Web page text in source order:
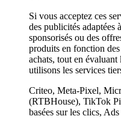
Si vous acceptez ces
des publicités adaptées
sponsorisés ou des
produits en fonction
achats, tout en
utilisons les services
Criteo, Meta-Pixel,
(RTBHouse), TikTok
basées sur les clics,